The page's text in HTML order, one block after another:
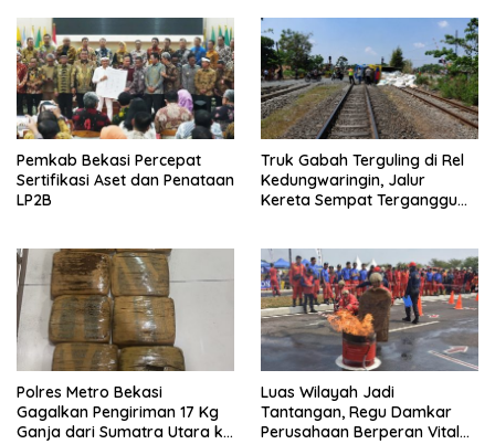
Pemkab Bekasi Percepat
Sertifikasi Aset dan Penataan
LP2B
Truk Gabah Terguling di Rel
Kedungwaringin, Jalur
Kereta Sempat Terganggu
Polres Metro Bekasi
Gagalkan Pengiriman 17 Kg
Ganja dari Sumatra Utara ke
Luas Wilayah Jadi
Tantangan, Regu Damkar
Perusahaan Berperan Vital